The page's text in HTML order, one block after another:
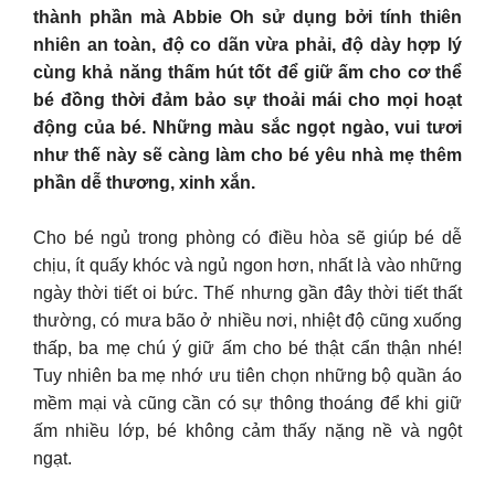
thành phần mà Abbie Oh sử dụng bởi tính thiên
nhiên an toàn, độ co dãn vừa phải, độ dày hợp lý
cùng khả năng thấm hút tốt để giữ ấm cho cơ thể
bé đồng thời đảm bảo sự thoải mái cho mọi hoạt
động của bé. Những màu sắc ngọt ngào, vui tươi
như thế này sẽ càng làm cho bé yêu nhà mẹ thêm
phần dễ thương, xinh xắn.
Cho bé ngủ trong phòng có điều hòa sẽ giúp bé dễ
chịu, ít quấy khóc và ngủ ngon hơn, nhất là vào những
ngày thời tiết oi bức. Thế nhưng gần đây thời tiết thất
thường, có mưa bão ở nhiều nơi, nhiệt độ cũng xuống
thấp, ba mẹ chú ý giữ ấm cho bé thật cẩn thận nhé!
Tuy nhiên ba mẹ nhớ ưu tiên chọn những bộ quần áo
mềm mại và cũng cần có sự thông thoáng để khi giữ
ấm nhiều lớp, bé không cảm thấy nặng nề và ngột
ngạt.